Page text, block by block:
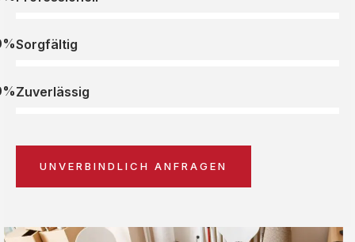
Sorgfältig
Zuverlässig
UNVERBINDLICH ANFRAGEN